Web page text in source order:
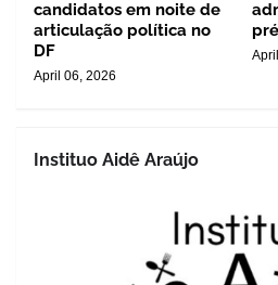
candidatos em noite de
articulação política no
DF
April 06, 2026
Instituo Aidê Araújo